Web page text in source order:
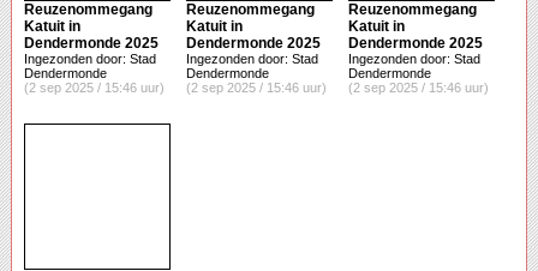
Reuzenommegang
Katuit in
Dendermonde 2025
Ingezonden door: Stad
Dendermonde
(2 sep 2025 / 15:46 uur)
Reuzenommegang
Katuit in
Dendermonde 2025
Ingezonden door: Stad
Dendermonde
(2 sep 2025 / 15:46 uur)
Reuzenommegang
Katuit in
Dendermonde 2025
Ingezonden door: Stad
Dendermonde
(2 sep 2025 / 15:46 uur)